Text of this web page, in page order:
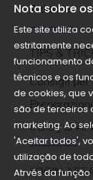
Aziende
TIPS &
Consigli per
Il Blog di
LOGIN
Nota sobre
Este site utiliza
estritamente
funcionamento
técnicos e os
de cookies, que
são de terceiros
marketing. Ao
'Aceitar todos',
utilização de
Atrvés da